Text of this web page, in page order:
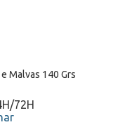
Malvas 140 Grs
72H